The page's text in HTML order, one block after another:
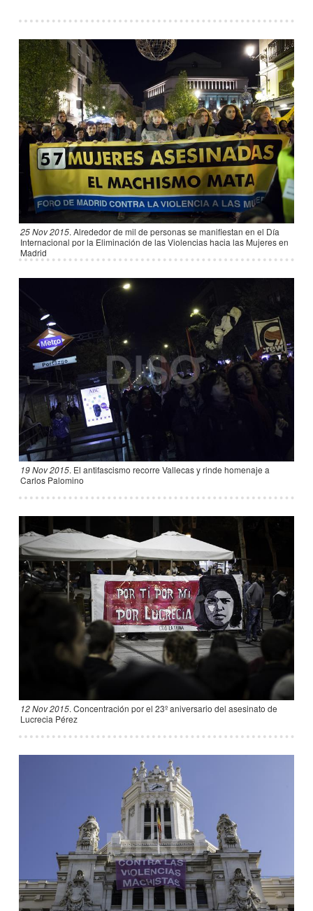
25 Nov 2015. Alrededor de mil de personas se manifiestan en el Día
Internacional por la Eliminación de las Violencias hacia las Mujeres en
Madrid
19 Nov 2015. El antifascismo recorre Vallecas y rinde homenaje a
Carlos Palomino
12 Nov 2015. Concentración por el 23º aniversario del asesinato de
Lucrecia Pérez